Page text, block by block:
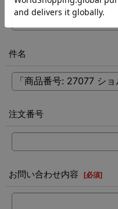
件名
注文番号
お問い合わせ内容 [必須]